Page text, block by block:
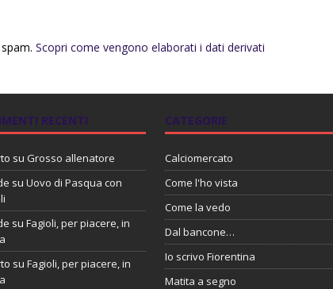
Scopri come vengono elaborati i dati derivati
RECENTI
su Grosso allenatore
suUovo di Pasqua con
suFagioli, per piacere, in
suFagioli, per piacere, in
CATEGORIE
Calciomercato
Come l'ho vista
Come la vedo
Dal bancone…
Io scrivo Fiorentina
Matita a segno